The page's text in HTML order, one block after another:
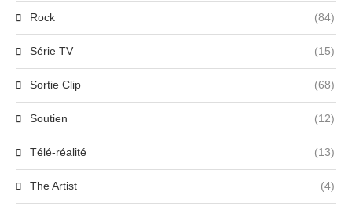
Rock (84)
Série TV (15)
Sortie Clip (68)
Soutien (12)
Télé-réalité (13)
The Artist (4)